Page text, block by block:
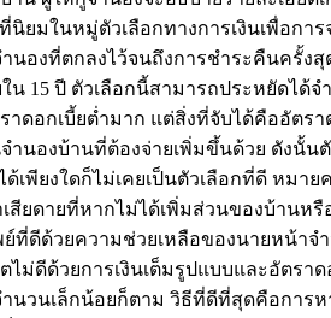
นิยมในหมู่ตัวเลือกทางการเงินเพื่อก
ำนองที่ตกลงไว้จนถึงการชำระคืนครั้
15 ปี ตัวเลือกนี้สามารถประหยัดได้
าดอกเบี้ยต่ำมาก แต่สิ่งที่จับได้คืออัต
ำนองบ้านที่ต้องจ่ายเพิ่มขึ้นด้วย ดัง
เพียงใดก็ไม่เคยเป็นตัวเลือกที่ดี หม
สียดายที่หากไม่ได้เพิ่มส่วนของบ้าน
ที่ดีด้วยความช่วยเหลือของนายหน้า
ดีด้วยการเงินเต็มรูปแบบและอัตราด
ำนวนเล็กน้อยก็ตาม วิธีที่ดีที่สุดคือก